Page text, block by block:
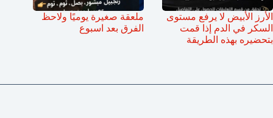
الأرز الأبيض لا يرفع مستوى
السكر في الدم إذا قمت
بتحضيره بهذه الطريقة
ملعقة صغيرة يوميًا ولاحظ
الفرق بعد اسبوع